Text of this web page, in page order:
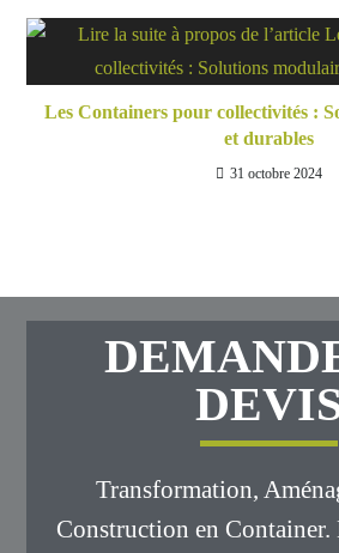
Les Containers pour collectivités :
et durables
31 octobre 2024
Transformation,
Construction en Container.